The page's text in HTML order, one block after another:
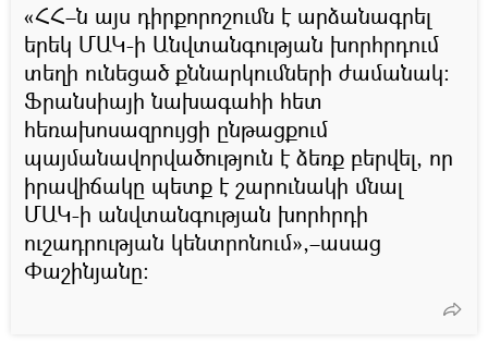
«ՀՀ–ն այս դիրքորոշումն է արձանագրել
երեկ ՄԱԿ-ի Անվտանգության խորհրդում
տեղի ունեցած քննարկումների ժամանակ։
Ֆրանսիայի նախագահի հետ
հեռախոսազրույցի ընթացքում
պայմանավորվածություն է ձեռք բերվել, որ
իրավիճակը պետք է շարունակի մնալ
ՄԱԿ-ի անվտանգության խորհրդի
ուշադրության կենտրոնում»,–ասաց
Փաշինյանը։